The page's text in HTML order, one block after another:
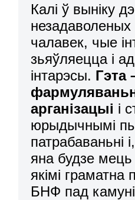
Калі ў выніку
чалавек, чые
зьяўляецца і
інтарэсы. Гэта
арганізацыі і
юрыдычнымі
патрабаваньні
яна будзе мець
якімі
БНФ пад